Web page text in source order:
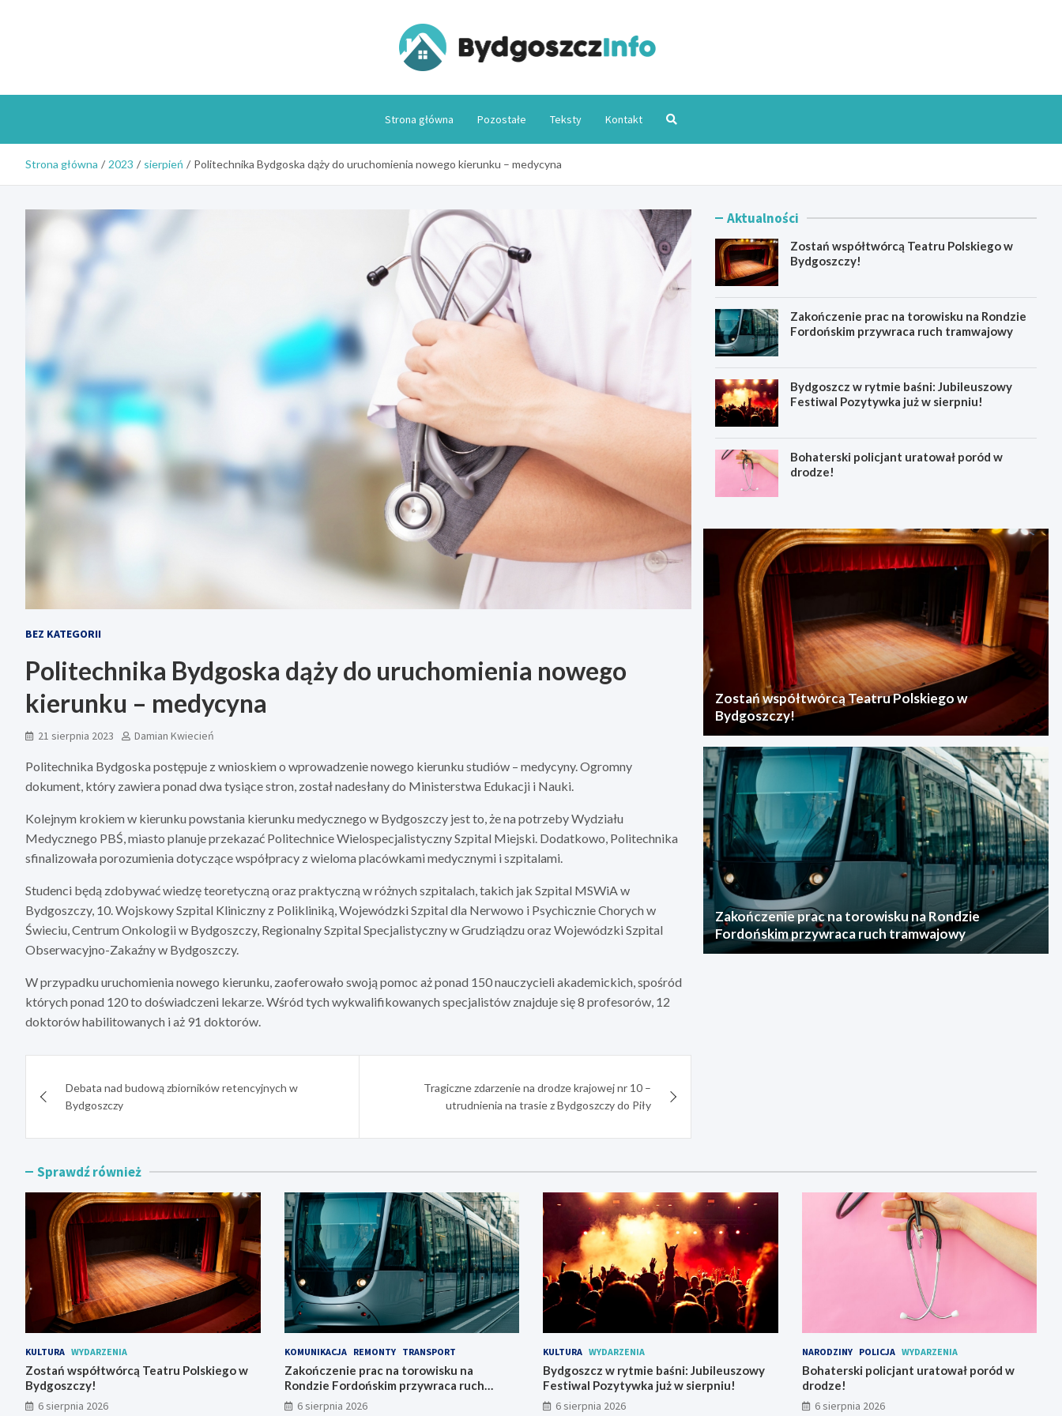
Strona główna Pozostałe Teksty Kontakt
Strona główna 2023 sierpień Politechnika Bydgoska dąży do uruchomienia nowego kierunku – medycyna
BEZ KATEGORII
Politechnika Bydgoska dąży do uruchomienia nowego
kierunku – medycyna
21 sierpnia 2023 Damian Kwiecień
Politechnika Bydgoska postępuje z wnioskiem o wprowadzenie nowego kierunku studiów – medycyny. Ogromny
dokument, który zawiera ponad dwa tysiące stron, został nadesłany do Ministerstwa Edukacji i Nauki.
Kolejnym krokiem w kierunku powstania kierunku medycznego w Bydgoszczy jest to, że na potrzeby Wydziału
Medycznego PBŚ, miasto planuje przekazać Politechnice Wielospecjalistyczny Szpital Miejski. Dodatkowo, Politechnika
sfinalizowała porozumienia dotyczące współpracy z wieloma placówkami medycznymi i szpitalami.
Studenci będą zdobywać wiedzę teoretyczną oraz praktyczną w różnych szpitalach, takich jak Szpital MSWiA w
Bydgoszczy, 10. Wojskowy Szpital Kliniczny z Polikliniką, Wojewódzki Szpital dla Nerwowo i Psychicznie Chorych w
Świeciu, Centrum Onkologii w Bydgoszczy, Regionalny Szpital Specjalistyczny w Grudziądzu oraz Wojewódzki Szpital
Obserwacyjno-Zakaźny w Bydgoszczy.
W przypadku uruchomienia nowego kierunku, zaoferowało swoją pomoc aż ponad 150 nauczycieli akademickich, spośród
których ponad 120 to doświadczeni lekarze. Wśród tych wykwalifikowanych specjalistów znajduje się 8 profesorów, 12
doktorów habilitowanych i aż 91 doktorów.
wpisuDebata nad budową zbiorników retencyjnych w
Bydgoszczy
Tragiczne zdarzenie na drodze krajowej nr 10 –
utrudnienia na trasie z Bydgoszczy do Piły
Aktualności
Zostań współtwórcą Teatru Polskiego w
Bydgoszczy!
Zakończenie prac na torowisku na Rondzie
Fordońskim przywraca ruch tramwajowy
Bydgoszcz w rytmie baśni: Jubileuszowy
Festiwal Pozytywka już w sierpniu!
Bohaterski policjant uratował poród w
drodze!
Zostań współtwórcą Teatru Polskiego w
Bydgoszczy!
Zakończenie prac na torowisku na Rondzie
Fordońskim przywraca ruch tramwajowy
Sprawdź również
KULTURA WYDARZENIA
Zostań współtwórcą Teatru Polskiego w
Bydgoszczy!
6 sierpnia 2026
KOMUNIKACJA REMONTY TRANSPORT
Zakończenie prac na torowisku na
Rondzie Fordońskim przywraca ruch
tramwajowy
6 sierpnia 2026
KULTURA WYDARZENIA
Bydgoszcz w rytmie baśni: Jubileuszowy
Festiwal Pozytywka już w sierpniu!
6 sierpnia 2026
NARODZINY POLICJA WYDARZENIA
Bohaterski policjant uratował poród w
drodze!
6 sierpnia 2026